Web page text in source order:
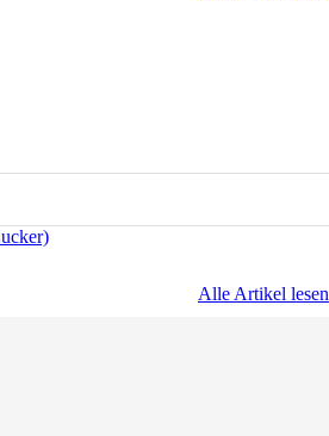
Alle Artikel lesen